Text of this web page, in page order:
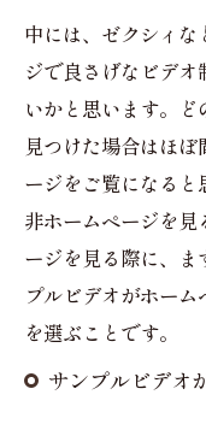
中には、ゼクシィ
ジで良さげなビデ
いかと思います。
見つけた場合はほ
ージをご覧になる
非ホームページを
ージを見る際に、
プルビデオがホー
を選ぶことです。
サンプルビデオ